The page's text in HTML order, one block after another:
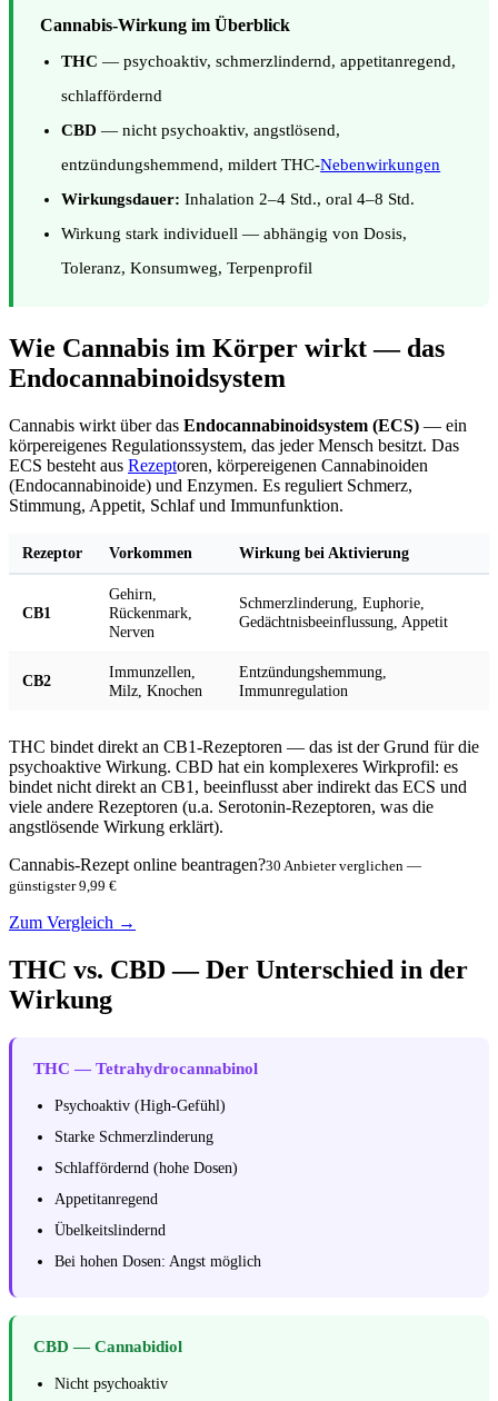
Cannabis-Wirkung im Überblick
THC — psychoaktiv, schmerzlindernd, appetitanregend,
schlaffördernd
CBD — nicht psychoaktiv, angstlösend,
entzündungshemmend, mildert THC-Nebenwirkungen
Wirkungsdauer: Inhalation 2–4 Std., oral 4–8 Std.
Wirkung stark individuell — abhängig von Dosis,
Toleranz, Konsumweg, Terpenprofil
Wie Cannabis im Körper wirkt — das
Endocannabinoidsystem
Cannabis wirkt über das Endocannabinoidsystem (ECS) — ein
körpereigenes Regulationssystem, das jeder Mensch besitzt. Das
ECS besteht aus Rezeptoren, körpereigenen Cannabinoiden
(Endocannabinoide) und Enzymen. Es reguliert Schmerz,
Stimmung, Appetit, Schlaf und Immunfunktion.
Rezeptor Vorkommen Wirkung bei Aktivierung
CB1
Gehirn,
Rückenmark,
Nerven
Schmerzlinderung, Euphorie,
Gedächtnisbeeinflussung, Appetit
CB2
Immunzellen,
Milz, Knochen
Entzündungshemmung,
Immunregulation
THC bindet direkt an CB1-Rezeptoren — das ist der Grund für die
psychoaktive Wirkung. CBD hat ein komplexeres Wirkprofil: es
bindet nicht direkt an CB1, beeinflusst aber indirekt das ECS und
viele andere Rezeptoren (u.a. Serotonin-Rezeptoren, was die
angstlösende Wirkung erklärt).
Cannabis-Rezept online beantragen?30 Anbieter verglichen —
günstigster 9,99 €
Zum Vergleich →
THC vs. CBD — Der Unterschied in der
Wirkung
THC — Tetrahydrocannabinol
Psychoaktiv (High-Gefühl)
Starke Schmerzlinderung
Schlaffördernd (hohe Dosen)
Appetitanregend
Übelkeitslindernd
Bei hohen Dosen: Angst möglich
CBD — Cannabidiol
Nicht psychoaktiv